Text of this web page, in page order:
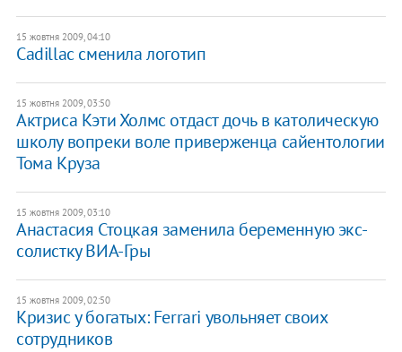
15 жовтня 2009, 04:10
Cadillac сменила логотип
15 жовтня 2009, 03:50
Актриса Кэти Холмс отдаст дочь в католическую
школу вопреки воле приверженца сайентологии
Тома Круза
15 жовтня 2009, 03:10
Анастасия Стоцкая заменила беременную экс-
солистку ВИА-Гры
15 жовтня 2009, 02:50
Кризис у богатых: Ferrari увольняет своих
сотрудников